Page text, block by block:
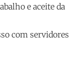
e aceite da
com servidores